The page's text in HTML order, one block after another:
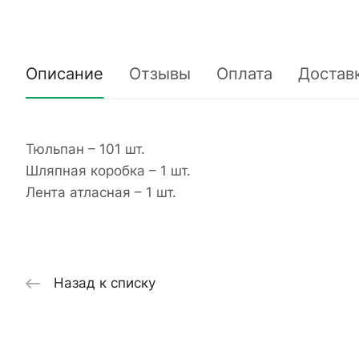
Описание Отзывы Оплата
Тюльпан – 101 шт.
Шляпная коробка – 1 шт.
Лента атласная – 1 шт.
Назад к списку